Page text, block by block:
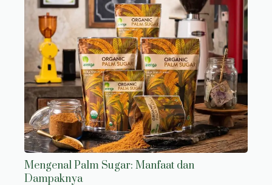
Mengenal Palm Sugar: Manfaat dan
Dampaknya